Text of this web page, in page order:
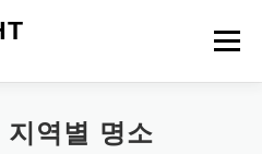
메뉴
지역별 명소